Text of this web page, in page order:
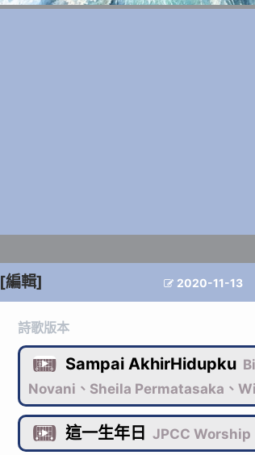
[編輯]  2020-11-13
詩歌版本
 Sampai AkhirHidupku
Novani、Sheila Permatasaka、
 這一生年日 JPCC Worship